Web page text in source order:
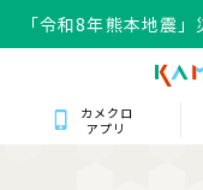
「令和8年熊本地震
カメクロ
アプリ